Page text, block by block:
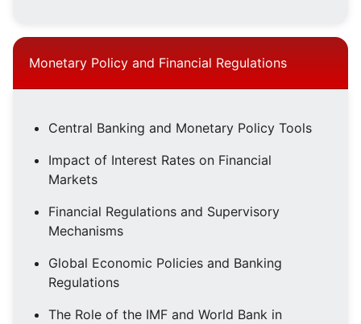
Monetary Policy and Financial Regulations
Central Banking and Monetary Policy Tools
Impact of Interest Rates on Financial
Markets
Financial Regulations and Supervisory
Mechanisms
Global Economic Policies and Banking
Regulations
The Role of the IMF and World Bank in